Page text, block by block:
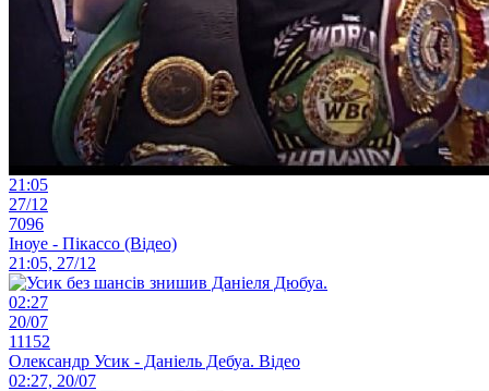
21:05
27/12
7096
Іноуе - Пікассо (Відео)
21:05, 27/12
02:27
20/07
11152
Олександр Усик - Даніель Дебуа. Відео
02:27, 20/07